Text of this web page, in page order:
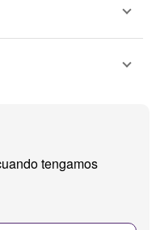
tengamos